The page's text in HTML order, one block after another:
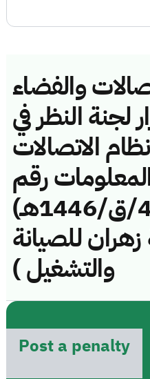
والفضاء
لجنة النظر في
الاتصالات
رقم
(461141125/ق/1446هـ)
للصيانة
والتشغيل )
Post a penalty